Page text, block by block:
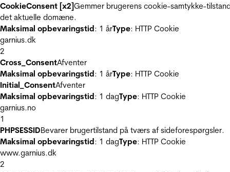
CookieConsent [x2]Gemmer brugerens cookie-samtykke-
det aktuelle domæne.
Maksimal opbevaringstid: 1 årType: HTTP Cookie
garnius.dk
2
Cross_ConsentAfventer
Maksimal opbevaringstid: 1 årType: HTTP Cookie
Initial_ConsentAfventer
Maksimal opbevaringstid: 1 dagType: HTTP Cookie
garnius.no
1
PHPSESSIDBevarer brugertilstand på tværs af sideforespørgsler.
Maksimal opbevaringstid: 1 dagType: HTTP Cookie
www.garnius.dk
2